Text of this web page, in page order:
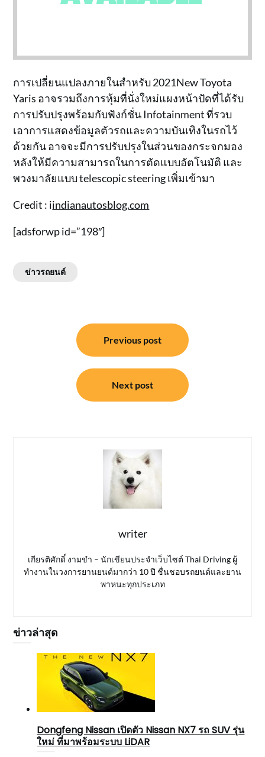
การเปลี่ยนแปลงภายในสำหรับ 2021New Toyota
Yaris อาจรวมถึงการหุ้มที่นั่งใหม่แผงหน้าปัดที่ได้รับ
การปรับปรุงพร้อมกับฟังก์ชั่น Infotainment ที่รวบ
เอาการแสดงข้อมูลตัวรถและความบันเทิงในรถไว้
ด้วยกัน อาจจะมีการปรับปรุงในส่วนของกระจกมอง
หลังให้มีความสามารถในการตัดแบบอัตโนมัติ และ
พวงมาลัยแบบ telescopic steering เพิ่มเข้ามา
Credit : iindianautosblog.com
[adsforwp id=”198″]
ข่าวรถยนต์
Previous post
Next post
writer
เกียรติศักดิ์ งามขำ – นักเขียนประจำเว็บไซต์ Thai Driving ผู้
ทำงานในวงการยานยนต์มากว่า 10 ปี ชื่นชอบรถยนต์และยาน
พาหนะทุกประเภท
ข่าวล่าสุด
Dongfeng Nissan เปิดตัว Nissan NX7 รถ SUV รุ่น
ใหม่ ที่มาพร้อมระบบ LiDAR